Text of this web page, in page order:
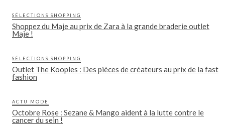
SÉLECTIONS SHOPPING
Shoppez du Maje au prix de Zara à la grande braderie outlet
Maje !
SÉLECTIONS SHOPPING
Outlet The Kooples : Des pièces de créateurs au prix de la fast
fashion
ACTU MODE
Octobre Rose : Sezane & Mango aident à la lutte contre le
cancer du sein !